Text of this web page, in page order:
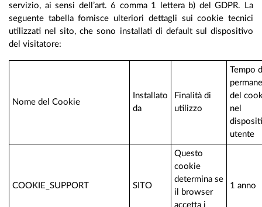
servizio, ai sensi dell’art. 6 comma 1 lettera b) del GDPR. La
seguente tabella fornisce ulteriori dettagli sui cookie tecnici
utilizzati nel sito, che sono installati di default sul dispositivo
del visitatore:
Nome del Cookie
Installato
da
Finalità di
utilizzo
Tempo
del
nel
utente
COOKIE_SUPPORT SITO
Questo
cookie
determina se
il browser
accetta i
1 anno